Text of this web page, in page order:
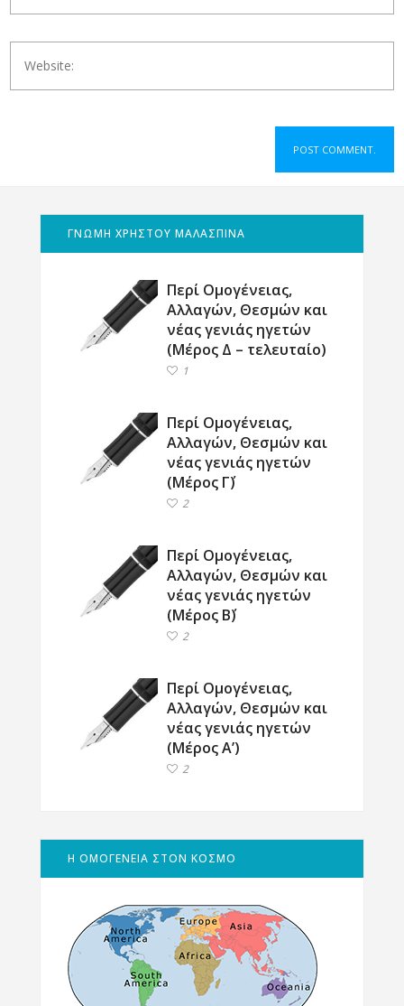
ΓΝΩΜΗ ΧΡΗΣΤΟΥ ΜΑΛΑΣΠΙΝΑ
Περί Ομογένειας,
Αλλαγών, Θεσμών και
νέας γενιάς ηγετών
(Μέρος Δ – τελευταίο)
1
Περί Ομογένειας,
Αλλαγών, Θεσμών και
νέας γενιάς ηγετών
(Μέρος Γ΄)
2
Περί Ομογένειας,
Αλλαγών, Θεσμών και
νέας γενιάς ηγετών
(Μέρος Β΄)
2
Περί Ομογένειας,
Αλλαγών, Θεσμών και
νέας γενιάς ηγετών
(Μέρος Α’)
2
Η ΟΜΟΓΕΝΕΙΑ ΣΤΟΝ ΚΟΣΜΟ